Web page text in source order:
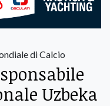
di Calcio
Uzbeka